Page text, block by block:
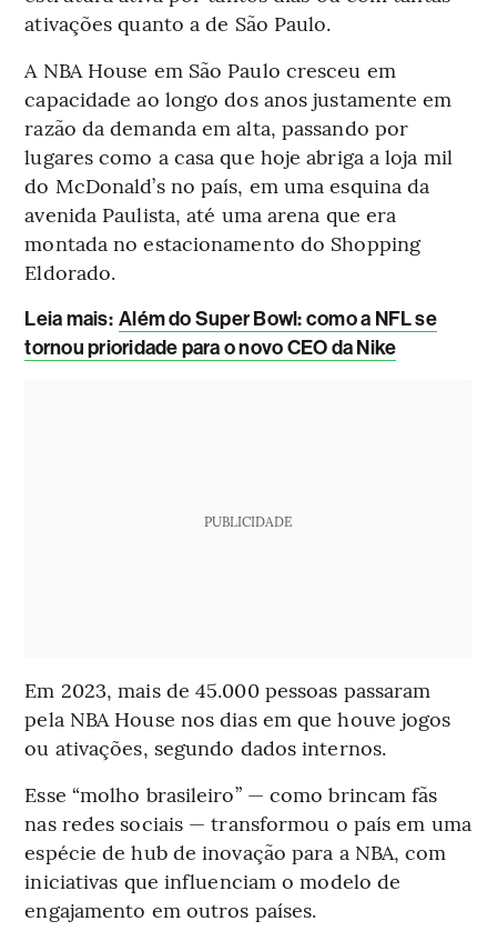
ativações quanto a de São Paulo.
A NBA House em São Paulo cresceu em
capacidade ao longo dos anos justamente em
razão da demanda em alta, passando por
lugares como a casa que hoje abriga a loja mil
do McDonald’s no país, em uma esquina da
avenida Paulista, até uma arena que era
montada no estacionamento do Shopping
Eldorado.
Leia mais: Além do Super Bowl: como a NFL se
tornou prioridade para o novo CEO da Nike
PUBLICIDADE
Em 2023, mais de 45.000 pessoas passaram
pela NBA House nos dias em que houve jogos
ou ativações, segundo dados internos.
Esse “molho brasileiro” — como brincam fãs
nas redes sociais — transformou o país em uma
espécie de hub de inovação para a NBA, com
iniciativas que influenciam o modelo de
engajamento em outros países.